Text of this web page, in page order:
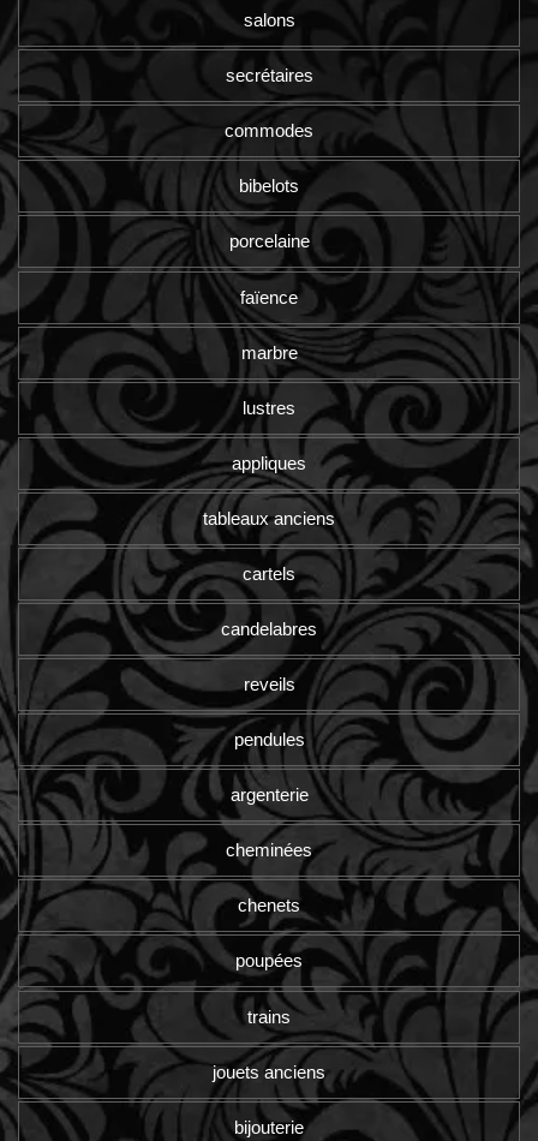
salons
secrétaires
commodes
bibelots
porcelaine
faïence
marbre
lustres
appliques
tableaux anciens
cartels
candelabres
reveils
pendules
argenterie
cheminées
chenets
poupées
trains
jouets anciens
bijouterie